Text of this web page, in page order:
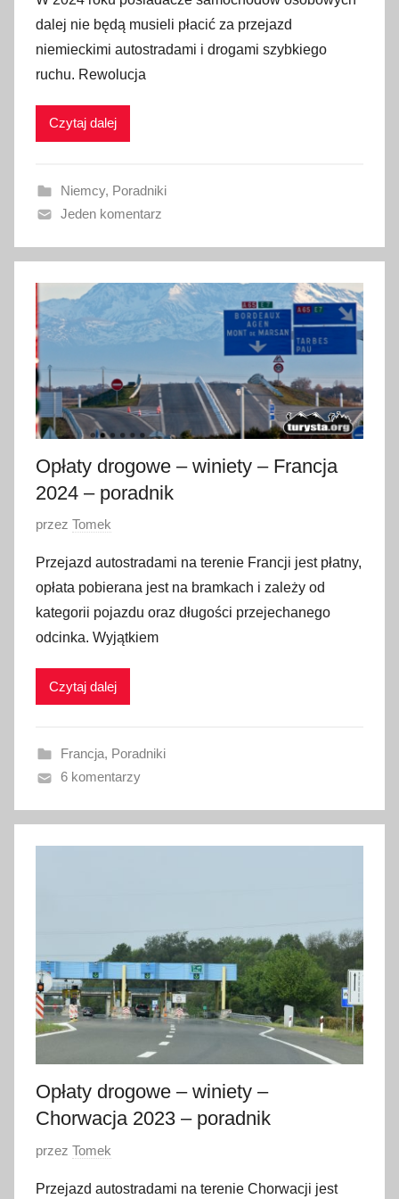
u
b
l
i
w
n
o
s
t
y
c
z
n
i
a
0
2
dalej nie będą musieli płacić za przejazd
niemieckimi autostradami i drogami szybkiego
ruchu. Rewolucja
Czytaj dalej
Niemcy, Poradniki
Jeden komentarz
Opłaty drogowe – winiety – Francja
2024 – poradnik
O
u
b
l
i
w
n
o
l
u
2
0
2
3
przez Tomek
Przejazd autostradami na terenie Francji jest płatny,
opłata pobierana jest na bramkach i zależy od
kategorii pojazdu oraz długości przejechanego
odcinka. Wyjątkiem
Czytaj dalej
Francja, Poradniki
6 komentarzy
Opłaty drogowe – winiety –
Chorwacja 2023 – poradnik
O
przez Tomek
Przejazd autostradami na terenie Chorwacji jest